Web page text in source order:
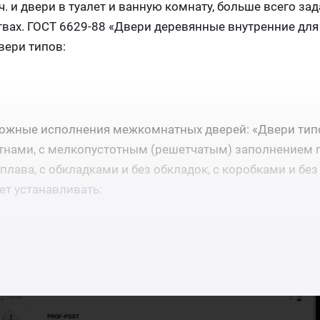
двери в туалет и ванную комнату, больше всего
ГОСТ 6629-88 «Двери деревянные внутренние
типов:
исполнения межкомнатных дверей: «Двери
с мелкопустотным (решетчатым) заполнением
с обкладками и без обкладок, с коробками и
устанавливать: